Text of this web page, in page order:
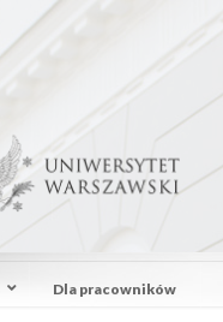
Dla pracowników